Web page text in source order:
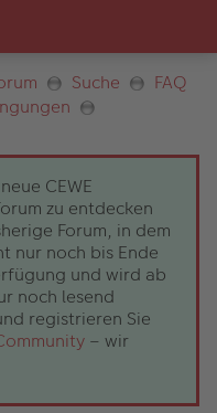
Suche
FAQ
CEWE
zu entdecken
Forum, in dem
nur noch bis Ende
und wird ab
noch lesend
registrieren Sie
– wir